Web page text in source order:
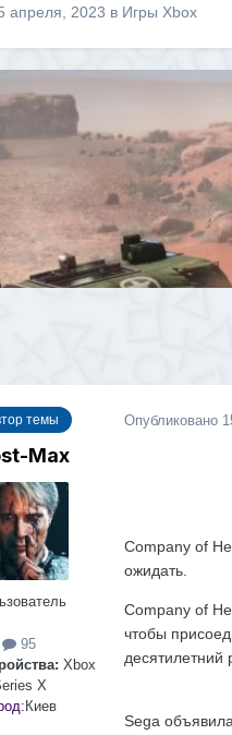
апреля, 2023 в Игры Xbox
темы
Max
95
Xbox
X
Киев
Опубликовано
Company of
ожидать.
Company of
чтобы
Sega